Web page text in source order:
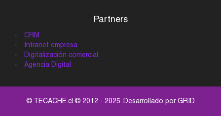
Partners
CRM
Intranet empresa
Digitalización comercial
Agencia Digital
© TECACHE.cl © 2012 - 2025. Desarrollado porGRID